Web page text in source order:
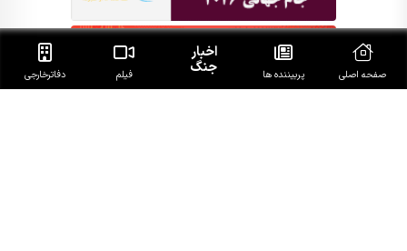
صفحه اصلی پربیننده ها
اخبار
جنگ فیلم دفاتر‌خارجی